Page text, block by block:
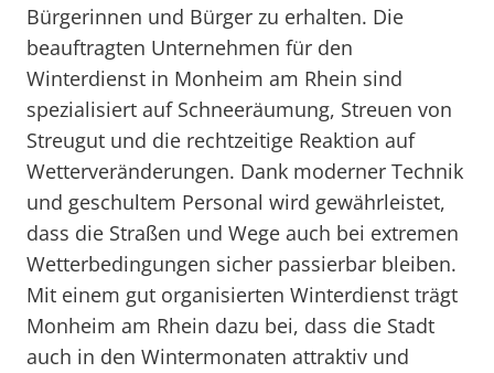
Bürgerinnen und Bürger zu erhalten. Die
beauftragten Unternehmen für den
Winterdienst in Monheim am Rhein sind
spezialisiert auf Schneeräumung, Streuen von
Streugut und die rechtzeitige Reaktion auf
Wetterveränderungen. Dank moderner Technik
und geschultem Personal wird gewährleistet,
dass die Straßen und Wege auch bei extremen
Wetterbedingungen sicher passierbar bleiben.
Mit einem gut organisierten Winterdienst trägt
Monheim am Rhein dazu bei, dass die Stadt
auch in den Wintermonaten attraktiv und